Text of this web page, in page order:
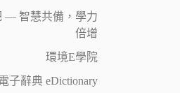
— 智慧共備，學力
倍增
環境E學院
子辭典 eDictionary